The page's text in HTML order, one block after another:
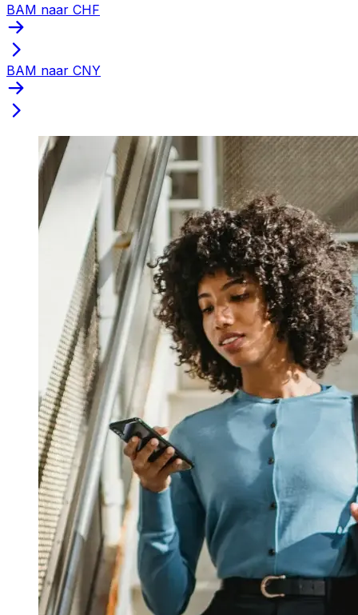
BAM naar CHF
BAM naar CNY